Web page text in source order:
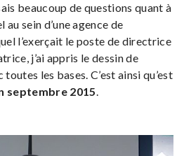
beaucoup de questions quant à
sein d’une agence de
l’exerçait le poste de directrice
j’ai appris le dessin de
les bases. C’est ainsi qu’est
septembre 2015.